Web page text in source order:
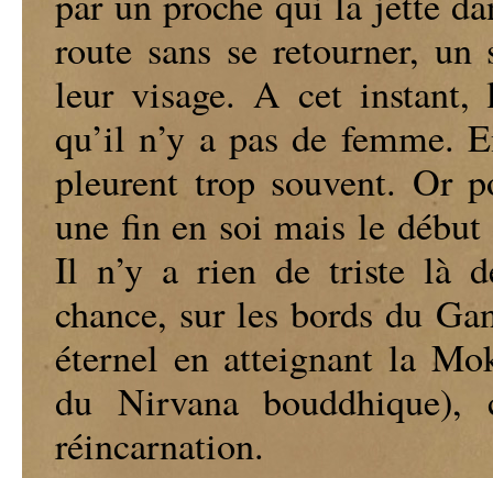
route sans se retourner,
leur visage. A cet
qu’il n’y a pas de femme.
pleurent trop souvent. Or
une fin en soi mais le
Il n’y a rien de triste là
chance, sur les bords du
éternel en atteignant la
du Nirvana
réincarnation.